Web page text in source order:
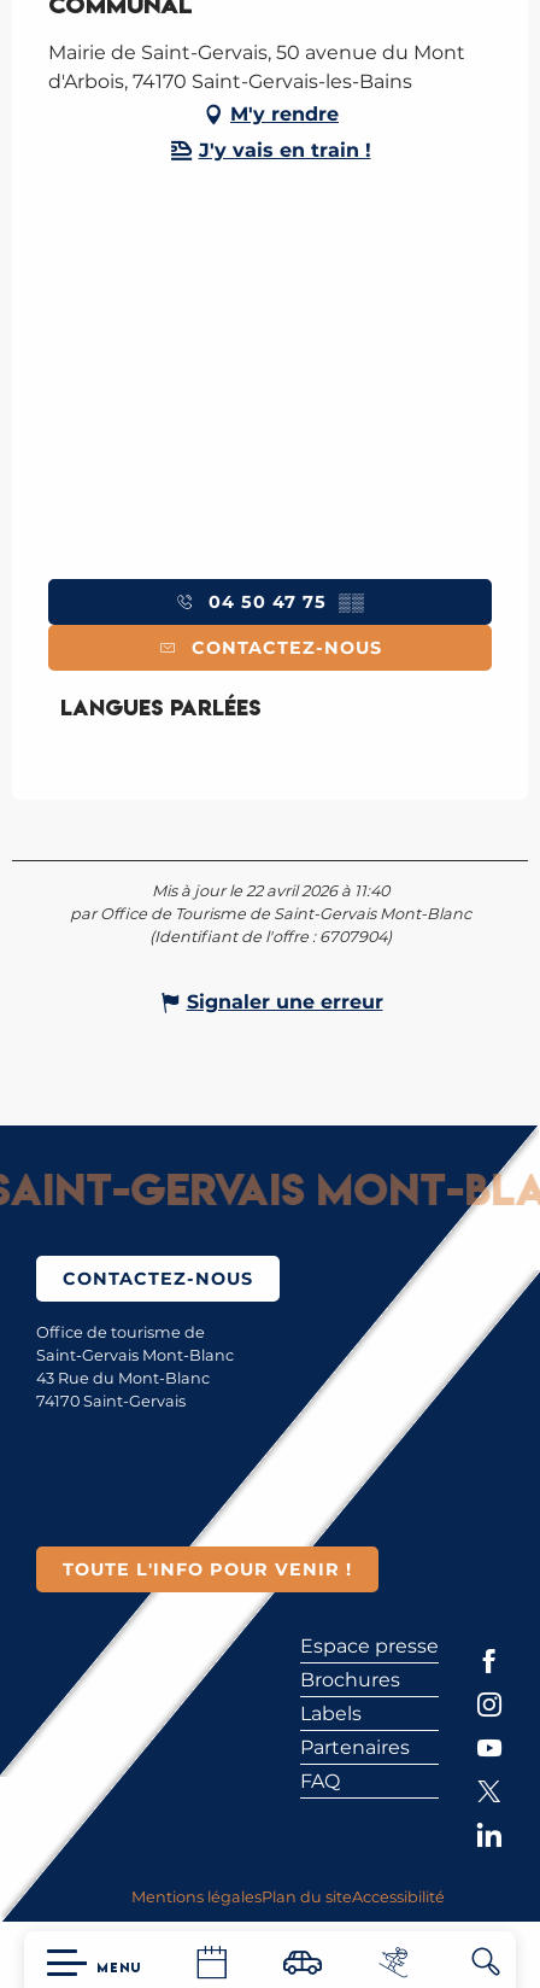
MENU
Mairie de Saint-Gervais, 50 avenue du Mont
d'Arbois, 74170 Saint-Gervais-les-Bains
M'y rendre
J'y vais en train !
04 50 47 75 ▒▒
CONTACTEZ-NOUS
Langues parlées
Langues parlées
Mis à jour le 22 avril 2026 à 11:40
par Office de Tourisme de Saint-Gervais Mont-Blanc
(Identifiant de l'offre : 6707904)
Signaler une erreur
Gervais Mont-
CONTACTEZ-NOUS
Office de tourisme de
Saint-Gervais Mont-Blanc
43 Rue du Mont-Blanc
74170 Saint-Gervais
TOUTE L'INFO POUR VENIR !
Espace presse
Brochures
Labels
Partenaires
FAQ
Mentions légalesPlan du siteAccessibilité